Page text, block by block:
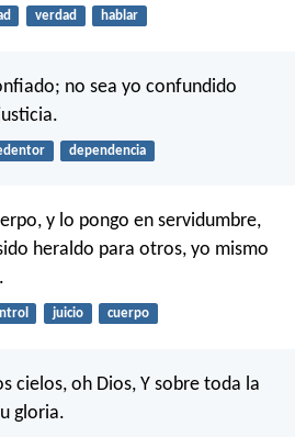
verdad hablar
no sea yo confundido
dependencia
y lo pongo en servidumbre,
heraldo para otros, yo mismo
juicio cuerpo
cielos, oh Dios, Y sobre toda la
gloria.